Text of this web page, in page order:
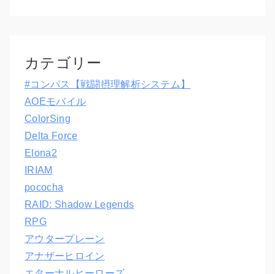
カテゴリー
#コンパス【戦闘摂理解析システム】
AOEモバイル
ColorSing
Delta Force
Elona2
IRIAM
pococha
RAID: Shadow Legends
RPG
アウタープレーン
アナザーヒロイン